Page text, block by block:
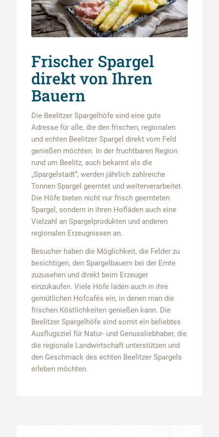
Frischer Spargel
direkt von Ihren
Bauern
Die Beelitzer Spargelhöfe sind eine gute
Adresse für alle, die den frischen, regionalen
und echten Beelitzer Spargel direkt vom Feld
genießen möchten. In der fruchtbaren Region
rund um Beelitz, auch bekannt als die
„Spargelstadt“, werden jährlich zahlreiche
Tonnen Spargel geerntet und weiterverarbeitet.
Die Höfe bieten nicht nur frisch geernteten
Spargel, sondern in ihren Hofläden auch eine
Vielzahl an Spargelprodukten und anderen
regionalen Erzeugnissen an.
Besucher haben die Möglichkeit, die Felder zu
besichtigen, den Spargelbauern bei der Ernte
zuzusehen und direkt beim Erzeuger
einzukaufen. Viele Höfe laden auch in ihre
gemütlichen Hofcafés ein, in denen man die
frischen Köstlichkeiten genießen kann. Die
Beelitzer Spargelhöfe sind somit ein beliebtes
Ausflugsziel für Natur- und Genussliebhaber, die
die regionale Landwirtschaft unterstützen und
den Geschmack des echten Beelitzer Spargels
erleben möchten.